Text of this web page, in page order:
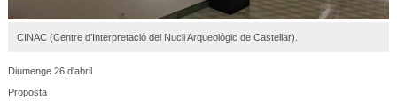
CINAC (Centre d’Interpretació del Nucli Arqueològic de Castellar).
Diumenge 26 d'abril
Proposta